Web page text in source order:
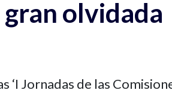
olvidada
‘I Jornadas de las